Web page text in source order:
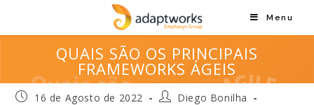
Menu
QUAIS SÃO OS PRINCIPAIS
FRAMEWORKS ÁGEIS
16 de Agosto de 2022
Diego Bonilha